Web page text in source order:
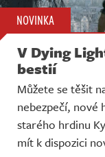
NOVINKA
V Dying
bestií
Můžete se těšit
nebezpečí, nové
starého hrdinu
mít k dispozici